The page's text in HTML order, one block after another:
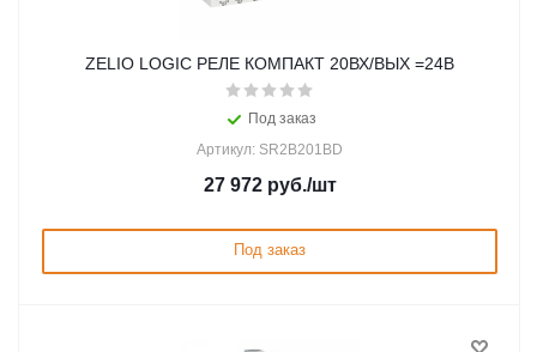
ZELIO LOGIC РЕЛЕ КОМПАКТ 20ВХ/ВЫХ =24В
Под заказ
Артикул: SR2B201BD
27 972руб./шт
Под заказ